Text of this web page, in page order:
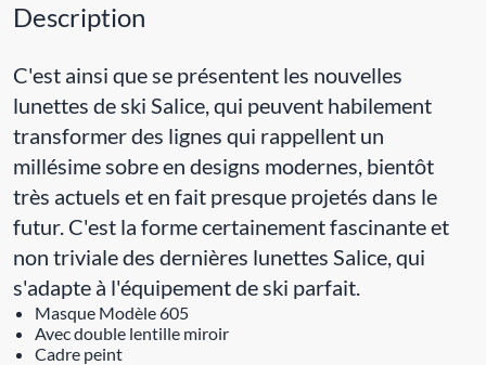
Description
C'est ainsi que se présentent les nouvelles
lunettes de ski Salice, qui peuvent habilement
transformer des lignes qui rappellent un
millésime sobre en designs modernes, bientôt
très actuels et en fait presque projetés dans le
futur. C'est la forme certainement fascinante et
non triviale des dernières lunettes Salice, qui
s'adapte à l'équipement de ski parfait.
Masque Modèle 605
Avec double lentille miroir
Cadre peint